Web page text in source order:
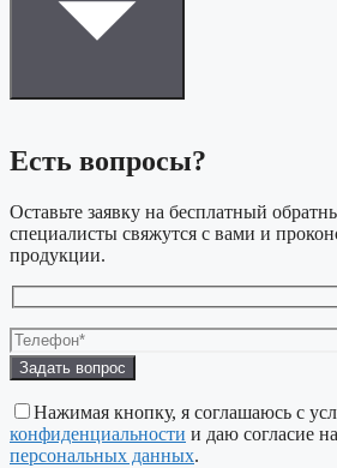
Есть вопросы?
Оставьте заявку на бесплатный
специалисты свяжутся с вами и
продукции.
Оставьте
это
поле
пустым.
Нажимая кнопку, я соглашаюсь с
конфиденциальности и даю согласие на
персональных данных.